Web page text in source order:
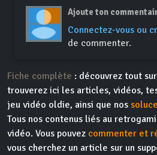
Ajoute ton
Connectez-vous ou
de commenter.
Fiche complète : découvrez tout sur
trouverez ici les articles, vidéos,
jeu vidéo oldie, ainsi que nos
Tous nos contenus liés au
vidéo. Vous pouvez commenter et
vous cherchez un article sur un